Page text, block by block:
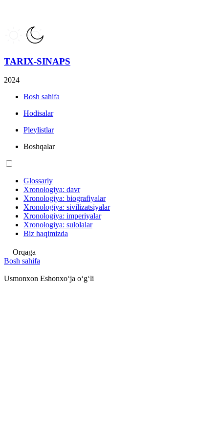
TARIX-SINAPS
2024
Bosh sahifa
Hodisalar
Pleylistlar
Boshqalar
Glossariy
Xronologiya: davr
Xronologiya: biografiyalar
Xronologiya: sivilizatsiyalar
Xronologiya: imperiyalar
Xronologiya: sulolalar
Biz haqimizda
Orqaga
Bosh sahifa
Usmonxon Eshonxoʻja oʻgʻli